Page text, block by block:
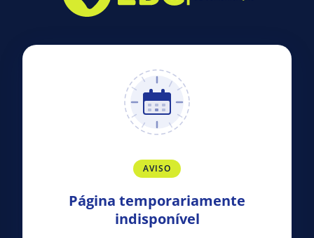
AVISO
Página temporariamente
indisponível